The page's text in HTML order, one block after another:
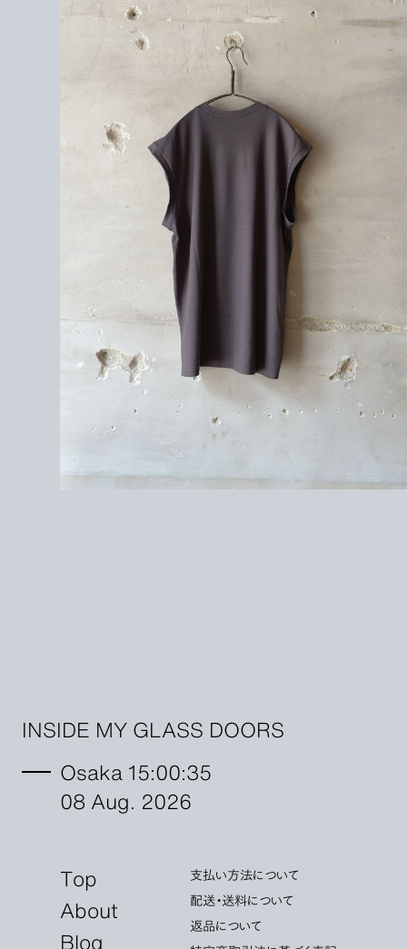
INSIDE MY GLASS DOORS
Osaka 15:00:37
08 Aug. 2026
Top
About
Blog
支払い方法について
配送・送料について
返品について